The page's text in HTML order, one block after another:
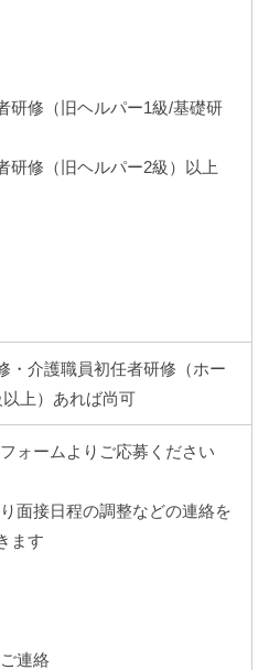
研修（旧ヘルパー1級/基礎研
研修（旧ヘルパー2級）以上
・介護職員初任者研修（ホー
以上）あれば尚可
ォームよりご応募ください
面接日程の調整などの連絡を
ます
連絡